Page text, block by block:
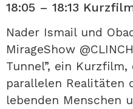
18:05 – 18:13
Nader Ismail und
MirageShow
Tunnel”, ein
parallelen Realitäten
lebenden Menschen